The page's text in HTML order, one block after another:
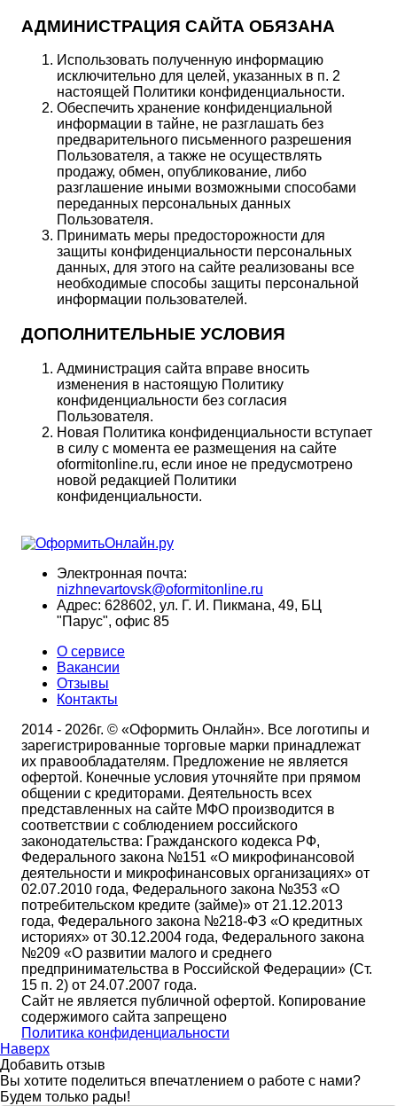
АДМИНИСТРАЦИЯ САЙТА ОБЯЗАНА
Использовать полученную информацию
исключительно для целей, указанных в п. 2
настоящей Политики конфиденциальности.
Обеспечить хранение конфиденциальной
информации в тайне, не разглашать без
предварительного письменного разрешения
Пользователя, а также не осуществлять
продажу, обмен, опубликование, либо
разглашение иными возможными способами
переданных персональных данных
Пользователя.
Принимать меры предосторожности для
защиты конфиденциальности персональных
данных, для этого на сайте реализованы все
необходимые способы защиты персональной
информации пользователей.
ДОПОЛНИТЕЛЬНЫЕ УСЛОВИЯ
Администрация сайта вправе вносить
изменения в настоящую Политику
конфиденциальности без согласия
Пользователя.
Новая Политика конфиденциальности вступает
в силу с момента ее размещения на сайте
oformitonline.ru, если иное не предусмотрено
новой редакцией Политики
конфиденциальности.
Электронная почта:
nizhnevartovsk@oformitonline.ru
Адрес: 628602, ул. Г. И. Пикмана, 49, БЦ
"Парус", офис 85
О сервисе
Вакансии
Отзывы
Контакты
2014 - 2026г. © «Оформить Онлайн». Все логотипы и
зарегистрированные торговые марки принадлежат
их правообладателям. Предложение не является
офертой. Конечные условия уточняйте при прямом
общении с кредиторами. Деятельность всех
представленных на сайте МФО производится в
соответствии с соблюдением российского
законодательства: Гражданского кодекса РФ,
Федерального закона №151 «О микрофинансовой
деятельности и микрофинансовых организациях» от
02.07.2010 года, Федерального закона №353 «О
потребительском кредите (займе)» от 21.12.2013
года, Федерального закона №218-ФЗ «О кредитных
историях» от 30.12.2004 года, Федерального закона
№209 «О развитии малого и среднего
предпринимательства в Российской Федерации» (Ст.
15 п. 2) от 24.07.2007 года.
Сайт не является публичной офертой. Копирование
содержимого сайта запрещено
Политика конфиденциальности
Наверх
Добавить отзыв
Вы хотите поделиться впечатлением о работе с нами?
Будем только рады!